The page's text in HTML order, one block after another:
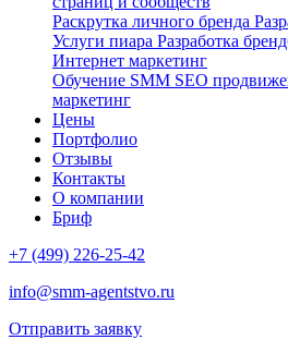
Раскрутка личного бренда
Услуги пиара Разработка
Интернет маркетинг
Обучение SMM SEO
маркетинг
Цены
Портфолио
Отзывы
Контакты
О компании
Бриф
+7 (499) 226-25-42
info@smm-agentstvo.ru
Отправить заявку